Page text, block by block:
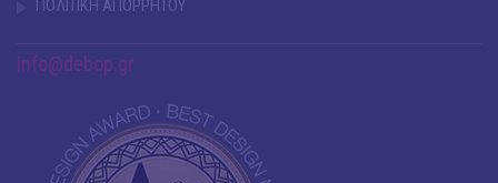
ΠΟΛΙΤΙΚΗ ΑΠΟΡΡΗΤΟΥ
info@debop.gr